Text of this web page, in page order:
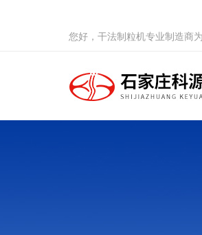
您好，干法制粒机专业制造商